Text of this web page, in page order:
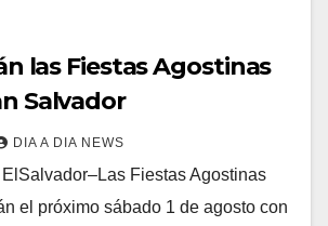
las Fiestas Agostinas
Salvador
DIA A DIA NEWS
Fiestas Agostinas
el próximo sábado 1 de agosto con